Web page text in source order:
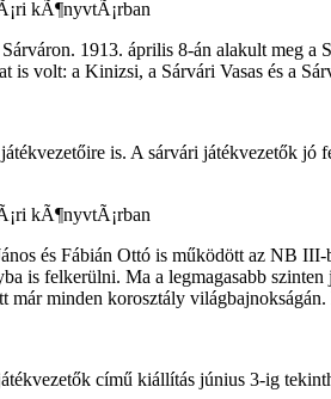
1913. április 8-án alakult meg
is volt: a Kinizsi, a Sárvári Vasas és a
is. A sárvári játékvezetők jó
és Fábián Ottó is működött az NB
is felkerülni. Ma a legmagasabb
már minden korosztály
című kiállítás június 3-ig